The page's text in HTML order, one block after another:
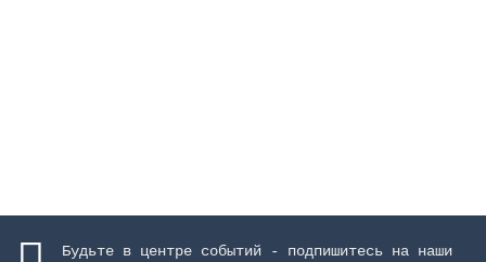
Будьте в центре событий - подпишитесь на наши